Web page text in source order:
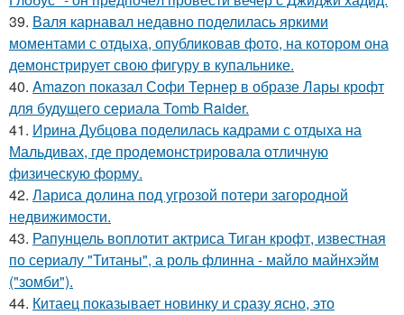
39. Валя карнавал недавно поделилась яркими
моментами с отдыха, опубликовав фото, на котором она
демонстрирует свою фигуру в купальнике.
40. Amazon показал Софи Тернер в образе Лары крофт
для будущего сериала Tomb Raider.
41. Ирина Дубцова поделилась кадрами с отдыха на
Мальдивах, где продемонстрировала отличную
физическую форму.
42. Лариса долина под угрозой потери загородной
недвижимости.
43. Рапунцель воплотит актриса Тиган крофт, известная
по сериалу "Титаны", а роль флинна - майло майнхэйм
("зомби").
44. Китаец показывает новинку и сразу ясно, это